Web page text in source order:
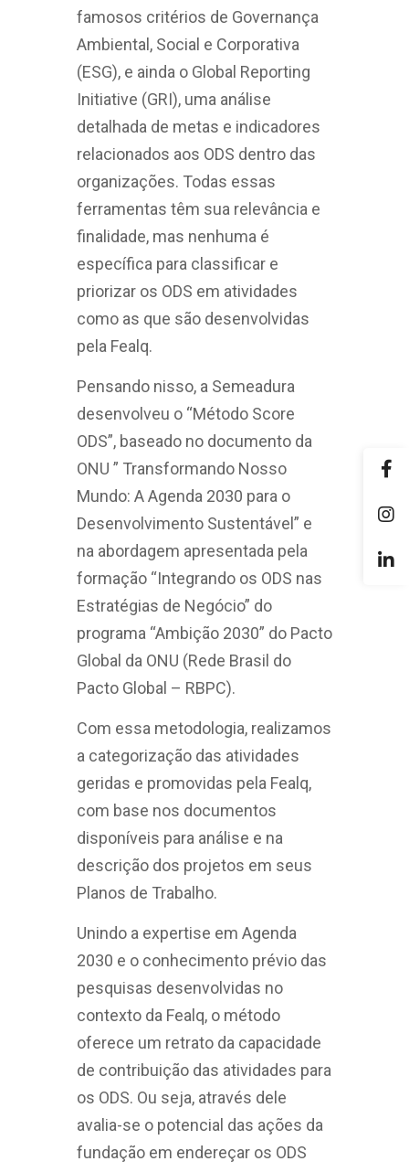
famosos critérios de Governança
Ambiental, Social e Corporativa
(ESG), e ainda o Global Reporting
Initiative (GRI), uma análise
detalhada de metas e indicadores
relacionados aos ODS dentro das
organizações. Todas essas
ferramentas têm sua relevância e
finalidade, mas nenhuma é
específica para classificar e
priorizar os ODS em atividades
como as que são desenvolvidas
pela Fealq.
Pensando nisso, a Semeadura
desenvolveu o “Método Score
ODS”, baseado no documento da
ONU ” Transformando Nosso
Mundo: A Agenda 2030 para o
Desenvolvimento Sustentável” e
na abordagem apresentada pela
formação “Integrando os ODS nas
Estratégias de Negócio” do
programa “Ambição 2030” do Pacto
Global da ONU (Rede Brasil do
Pacto Global – RBPC).
Com essa metodologia, realizamos
a categorização das atividades
geridas e promovidas pela Fealq,
com base nos documentos
disponíveis para análise e na
descrição dos projetos em seus
Planos de Trabalho.
Unindo a expertise em Agenda
2030 e o conhecimento prévio das
pesquisas desenvolvidas no
contexto da Fealq, o método
oferece um retrato da capacidade
de contribuição das atividades para
os ODS. Ou seja, através dele
avalia-se o potencial das ações da
fundação em endereçar os ODS